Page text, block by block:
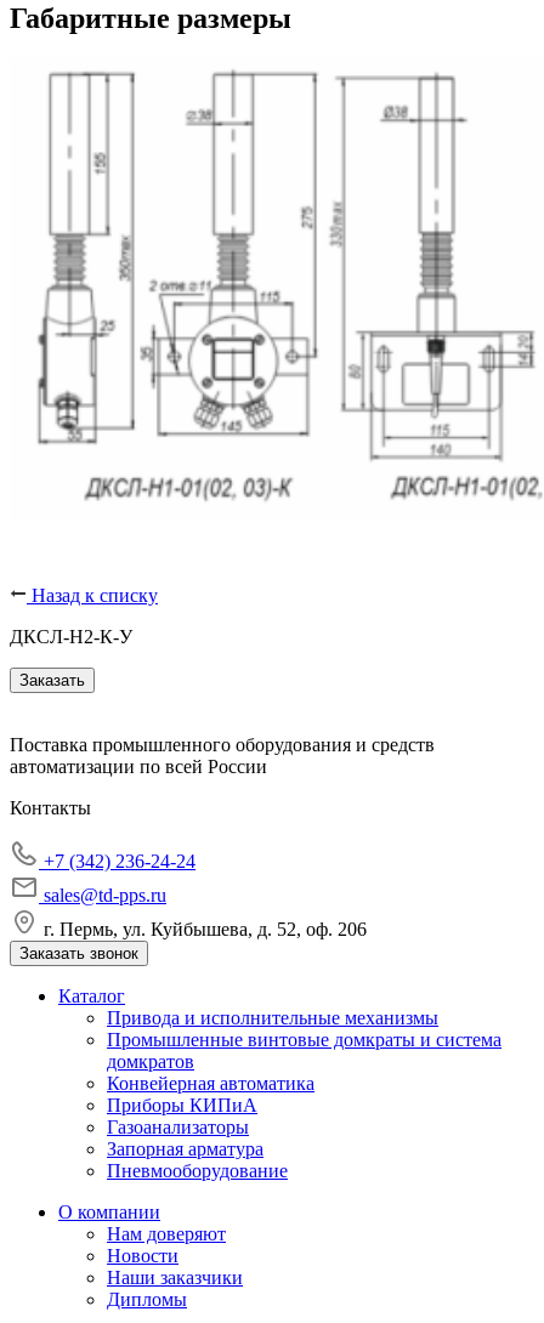
Габаритные размеры
Назад к списку
ДКСЛ-Н2-К-У
Заказать
Поставка промышленного оборудования и средств
автоматизации по всей России
Контакты
+7 (342) 236-24-24
sales@td-pps.ru
г. Пермь, ул. Куйбышева, д. 52, оф. 206
Заказать звонок
Каталог
Привода и исполнительные механизмы
Промышленные винтовые домкраты и система
домкратов
Конвейерная автоматика
Приборы КИПиА
Газоанализаторы
Запорная арматура
Пневмооборудование
О компании
Нам доверяют
Новости
Наши заказчики
Дипломы